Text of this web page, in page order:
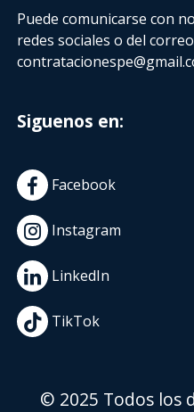
Puede comunicarse con
redes sociales o del
Siguenos en:
Facebook
Instagram
LinkedIn
TikTok
© 2025 Todos los